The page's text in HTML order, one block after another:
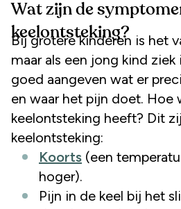
Wat zijn de
keelontsteking?
Bij grotere kinderen is het
maar als een jong kind
goed aangeven wat er
en waar het pijn doet. Hoe
keelontsteking heeft? Dit
keelontsteking:
Koorts (een
hoger).
Pijn in de keel bij het